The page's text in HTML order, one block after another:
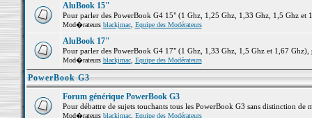
AluBook 15"
Pour parler des PowerBook G4 15" (1 Ghz, 1,25 Ghz, 1,33 Ghz, 1,5 Ghz et
Mod�rateurs blackjmac, Equipe des Modérateurs
AluBook 17"
Pour parler des PowerBook G4 17" (1 Ghz, 1,33 Ghz, 1,5 Ghz et 1,67 Ghz),
Mod�rateurs blackjmac, Equipe des Modérateurs
PowerBook G3
Forum générique PowerBook G3
Pour débattre de sujets touchants tous les PowerBook G3 sans distinction de
Mod�rateurs blackjmac, Equipe des Modérateurs